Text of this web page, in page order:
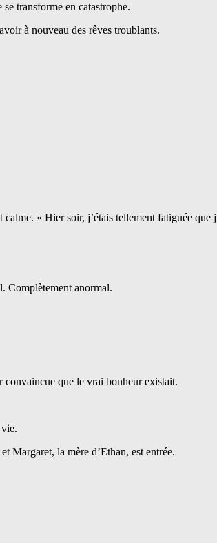
transforme en catastrophe.
à nouveau des rêves troublants.
« Hier soir, j’étais tellement fatiguée
Complètement anormal.
convaincue que le vrai bonheur existait.
Margaret, la mère d’Ethan, est entrée.